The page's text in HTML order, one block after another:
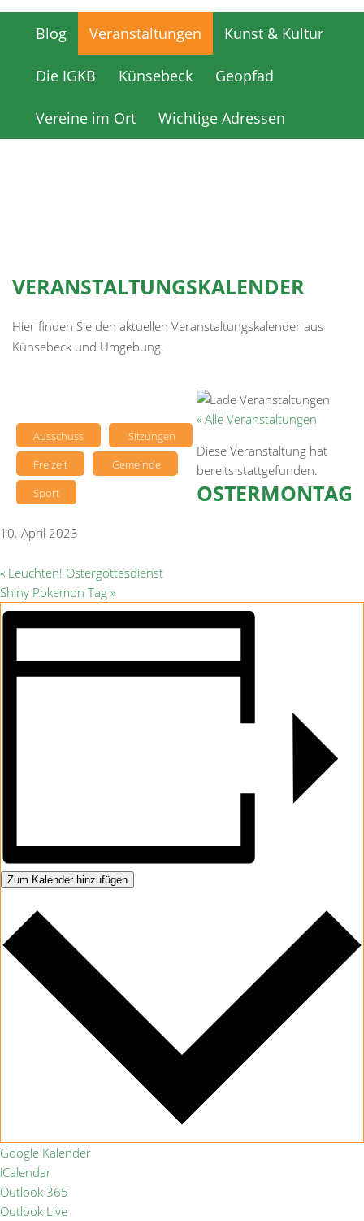
Blog Veranstaltungen Kunst & Kultur
Die IGKB Künsebeck Geopfad
Vereine im Ort Wichtige Adressen
VERANSTALTUNGSKALENDER
Hier finden Sie den aktuellen Veranstaltungskalender aus
Künsebeck und Umgebung.
Ausschuss
Sitzungen
Freizeit
Gemeinde
Sport
« Alle Veranstaltungen
Diese Veranstaltung hat
bereits stattgefunden.
OSTERMONTAG
10. April 2023
« Leuchten! Ostergottesdienst
Shiny Pokemon Tag »
Zum Kalender hinzufügen
Google Kalender
iCalendar
Outlook 365
Outlook Live